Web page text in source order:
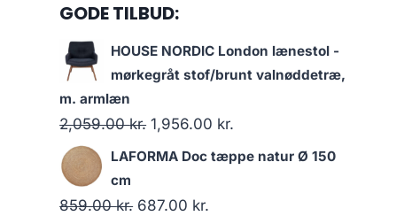
GODE TILBUD:
HOUSE NORDIC London lænestol -
mørkegråt stof/brunt valnøddetræ,
m. armlæn
2,059.00kr. 1,956.00 kr.
LAFORMA Doc tæppe natur Ø 150
cm
859.00kr. 687.00 kr.